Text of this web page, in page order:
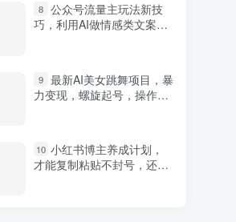
8 公众号流量主玩法新技
巧，利用AI做情感类文案无
9 最新AI美女跳舞项目，暴
力变现，螺旋起号，操作简
10 小红书博主养成计划，
才能复制粘贴不封号，还能